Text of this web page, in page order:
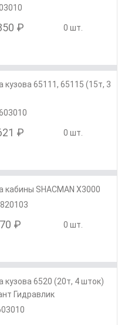
₽ 0 шт.
65111, 65115 (15т, 3
₽ 0 шт.
SHACMAN X3000
₽ 0 шт.
6520 (20т, 4 шток)
Гидравлик